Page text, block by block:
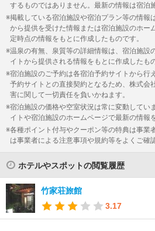
するものではありません。最新の情報は宿泊
掲載している宿泊施設や宿泊プラン等の情報
から提供を受けた情報または宿泊施設のホー
定時点の情報をもとに作成したものです。
温泉の有無、泉質等の詳細情報は、宿泊施設
イトから提供される情報をもとに作成したも
宿泊施設のご予約は各宿泊予約サイトから行
予約サイトとの直接契約となるため、株式会
害に関して一切責任を負いかねます。
宿泊施設の価格や空室状況は常に変動してい
イトや宿泊施設のホームページで最新の情報
各種ポイント付与やクーポン等の特典は事業
は事業者による注意事項や規約等をよくご確
ホテルやスポットの閲覧履歴
竹家荘旅館
3.17